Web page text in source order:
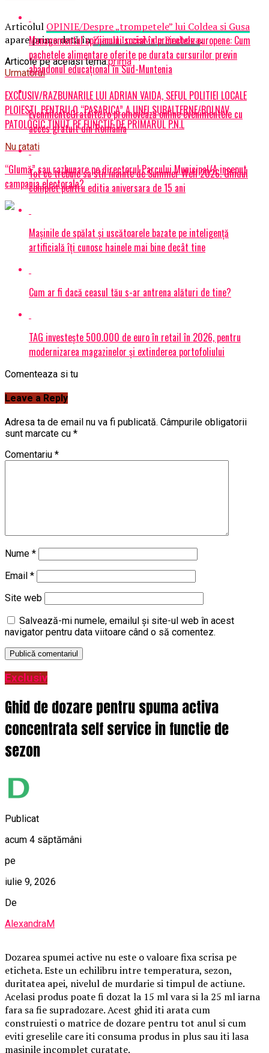
Articolul OPINIE/Despre „trompetele” lui Coldea si Gusa
apare prima dată înZiarul Incisiv de Prahova.
Articole pe aceiasi tema:prima
Urmatorul
EXCLUSIV/RAZBUNARILE LUI ADRIAN VAIDA, SEFUL POLITIEI LOCALE
PLOIESTI, PENTRU O “PASARICA” A UNEI SUBALTERNE/BOLNAV
PATOLOGIC TINUT PE FUNCTIE DE PRIMARUL P.N.L
Nu ratati
“Glumă” sau razbunare pe directorul Parcului Municipal/A inceput
campania electorala?
Managementul sprijinului social în proiectele europene: Cum
pachetele alimentare oferite pe durata cursurilor previn
abandonul educațional în Sud-Muntenia
EvenimenteGratuite.ro promovează online evenimentele cu
acces gratuit din România
Tot ce trebuie sa stii inainte de Summer Well 2026. Ghidul
complet pentru editia aniversara de 15 ani
Mașinile de spălat și uscătoarele bazate pe inteligență
artificială îți cunosc hainele mai bine decât tine
Cum ar fi dacă ceasul tău s-ar antrena alături de tine?
TAG investește 500.000 de euro în retail în 2026, pentru
modernizarea magazinelor și extinderea portofoliului
Comenteaza si tu
Leave a Reply
Adresa ta de email nu va fi publicată. Câmpurile obligatorii
sunt marcate cu *
Comentariu *
Nume *
Email *
Site web
Salvează-mi numele, emailul și site-ul web în acest
navigator pentru data viitoare când o să comentez.
Exclusiv
Ghid de dozare pentru spuma activa
concentrata self service in functie de
sezon
Publicat
acum 4 săptămâni
pe
iulie 9, 2026
De
AlexandraM
Dozarea spumei active nu este o valoare fixa scrisa pe
eticheta. Este un echilibru intre temperatura, sezon,
duritatea apei, nivelul de murdarie si timpul de actiune.
Acelasi produs poate fi dozat la 15 ml vara si la 25 ml iarna
fara sa fie supradozare. Acest ghid iti arata cum
construiesti o matrice de dozare pentru tot anul si cum
eviti greselile care iti consuma produs in plus sau iti lasa
masinile incomplet curatate.